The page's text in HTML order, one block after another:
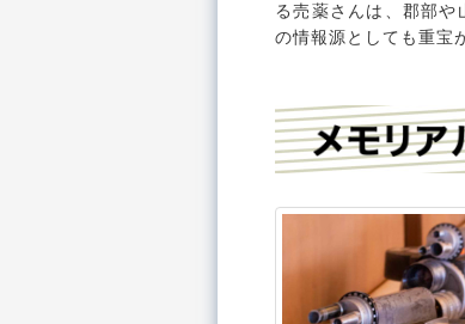
る売薬さんは、郡部や
の情報源としても重宝